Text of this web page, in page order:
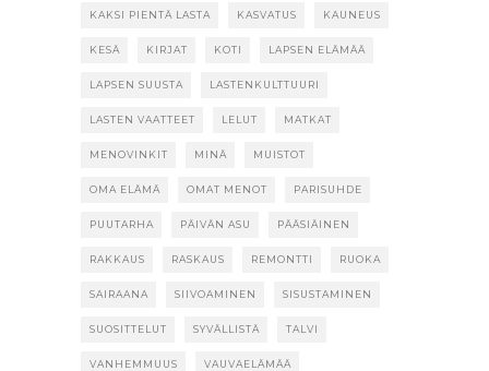
KAKSI PIENTÄ LASTA KASVATUS KAUNEUS
KESÄ KIRJAT KOTI LAPSEN ELÄMÄÄ
LAPSEN SUUSTA LASTENKULTTUURI
LASTEN VAATTEET LELUT MATKAT
MENOVINKIT MINÄ MUISTOT
OMA ELÄMÄ OMAT MENOT PARISUHDE
PUUTARHA PÄIVÄN ASU PÄÄSIÄINEN
RAKKAUS RASKAUS REMONTTI RUOKA
SAIRAANA SIIVOAMINEN SISUSTAMINEN
SUOSITTELUT SYVÄLLISTÄ TALVI
VANHEMMUUS VAUVAELÄMÄÄ